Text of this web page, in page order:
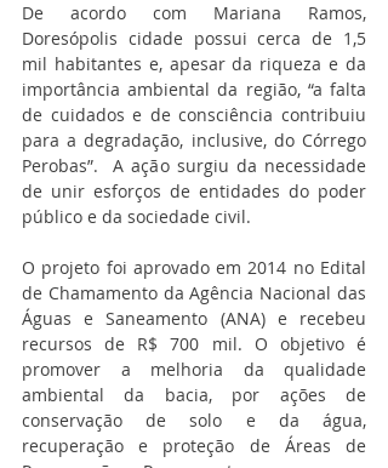
De acordo com Mariana Ramos,
Doresópolis cidade possui cerca de 1,5
mil habitantes e, apesar da riqueza e da
importância ambiental da região, “a falta
de cuidados e de consciência contribuiu
para a degradação, inclusive, do Córrego
Perobas”.  A ação surgiu da necessidade
de unir esforços de entidades do poder
público e da sociedade civil.
O projeto foi aprovado em 2014 no Edital
de Chamamento da Agência Nacional das
Águas e Saneamento (ANA) e recebeu
recursos de R$ 700 mil. O objetivo é
promover a melhoria da qualidade
ambiental da bacia, por ações de
conservação de solo e da água,
recuperação e proteção de Áreas de